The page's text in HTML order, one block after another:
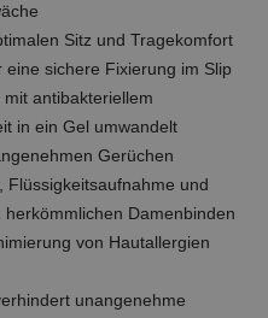
Sitz und Tragekomfort
sichere Fixierung im Slip
antibakteriellem
in ein Gel umwandelt
Gerüchen
Flüssigkeitsaufnahme und
Damenbinden
von Hautallergien
unangenehme